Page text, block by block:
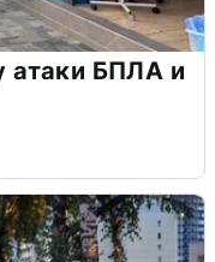
атаки БПЛА и